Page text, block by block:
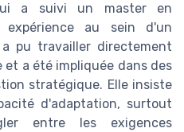
a suivi un master en
expérience au sein d'un
pu travailler directement
a été impliquée dans des
stratégique. Elle insiste
d'adaptation, surtout
entre les exigences